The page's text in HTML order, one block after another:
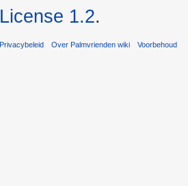
License 1.2.
Privacybeleid Over Palmvrienden wiki Voorbehoud